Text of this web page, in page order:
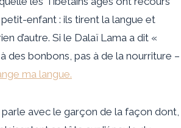
petit-enfant : ils tirent la langue et
d’autre. Si le Dalaï Lama a dit «
des bonbons, pas à de la nourriture –
ma langue.
avec le garçon de la façon dont,